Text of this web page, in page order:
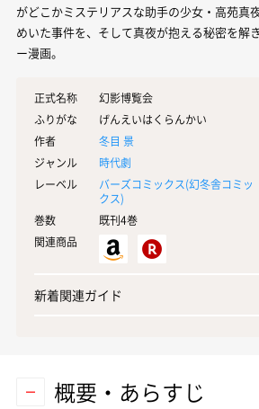
がどこかミステリアスな助手の少女・高苑真
めいた事件を、そして真夜が抱える秘密を解
ー漫画。
正式名称
幻影博覧会
ふりがな
げんえいはくらんかい
作者
冬目 景
ジャンル
時代劇
レーベル
バーズコミックス(幻冬舎コミッ
クス)
巻数
既刊4巻
関連商品
新着関連ガイド
概要・あらすじ